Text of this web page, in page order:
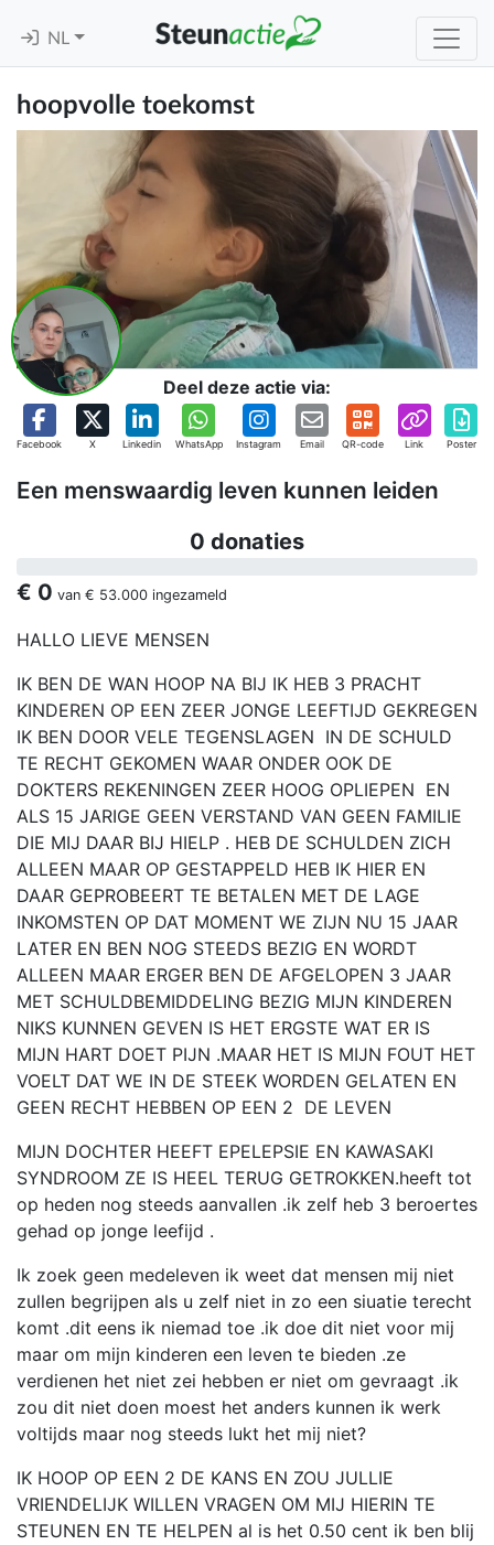
NL
hoopvolle toekomst
Deel deze actie via:
Facebook X Linkedin WhatsApp Instagram Email QR-code Link Poster
Een menswaardig leven kunnen leiden
0 donaties
€ 0 van € 53.000 ingezameld
HALLO LIEVE MENSEN
IK BEN DE WAN HOOP NA BIJ IK HEB 3 PRACHT
KINDEREN OP EEN ZEER JONGE LEEFTIJD GEKREGEN
IK BEN DOOR VELE TEGENSLAGEN IN DE SCHULD
TE RECHT GEKOMEN WAAR ONDER OOK DE
DOKTERS REKENINGEN ZEER HOOG OPLIEPEN EN
ALS 15 JARIGE GEEN VERSTAND VAN GEEN FAMILIE
DIE MIJ DAAR BIJ HIELP . HEB DE SCHULDEN ZICH
ALLEEN MAAR OP GESTAPPELD HEB IK HIER EN
DAAR GEPROBEERT TE BETALEN MET DE LAGE
INKOMSTEN OP DAT MOMENT WE ZIJN NU 15 JAAR
LATER EN BEN NOG STEEDS BEZIG EN WORDT
ALLEEN MAAR ERGER BEN DE AFGELOPEN 3 JAAR
MET SCHULDBEMIDDELING BEZIG MIJN KINDEREN
NIKS KUNNEN GEVEN IS HET ERGSTE WAT ER IS
MIJN HART DOET PIJN .MAAR HET IS MIJN FOUT HET
VOELT DAT WE IN DE STEEK WORDEN GELATEN EN
GEEN RECHT HEBBEN OP EEN 2 DE LEVEN
MIJN DOCHTER HEEFT EPELEPSIE EN KAWASAKI
SYNDROOM ZE IS HEEL TERUG GETROKKEN.heeft tot
op heden nog steeds aanvallen .ik zelf heb 3 beroertes
gehad op jonge leefijd .
Ik zoek geen medeleven ik weet dat mensen mij niet
zullen begrijpen als u zelf niet in zo een siuatie terecht
komt .dit eens ik niemad toe .ik doe dit niet voor mij
maar om mijn kinderen een leven te bieden .ze
verdienen het niet zei hebben er niet om gevraagt .ik
zou dit niet doen moest het anders kunnen ik werk
voltijds maar nog steeds lukt het mij niet?
IK HOOP OP EEN 2 DE KANS EN ZOU JULLIE
VRIENDELIJK WILLEN VRAGEN OM MIJ HIERIN TE
STEUNEN EN TE HELPEN al is het 0.50 cent ik ben blij